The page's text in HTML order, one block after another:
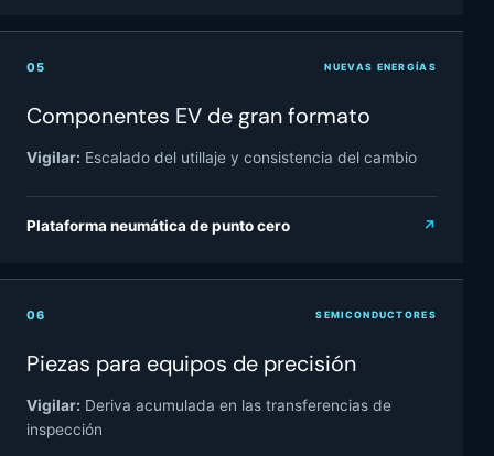
05 NUEVAS ENERGÍAS
Componentes EV de gran formato
Vigilar: Escalado del utillaje y consistencia del cambio
Plataforma neumática de punto cero ↗
06 SEMICONDUCTORES
Piezas para equipos de precisión
Vigilar: Deriva acumulada en las transferencias de
inspección